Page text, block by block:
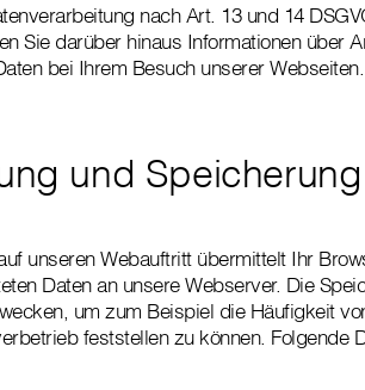
nach Art. 13 und 14
Sie darüber hinaus Informationen über
bei Ihrem Besuch unserer Webseiten.
und
unseren Webauftritt übermittelt Ihr
Daten an unsere Webserver. Die
um zum Beispiel die Häufigkeit
feststellen zu können. Folgende